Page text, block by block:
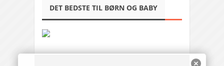
DET BEDSTE TIL BØRN OG BABY